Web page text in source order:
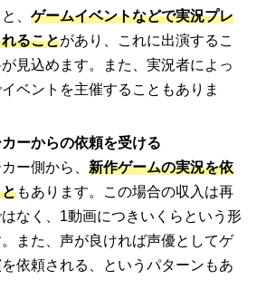
、 ゲームイベントなどで実況プレ
ることがあり、これに出演するこ
見込めます。また、実況者によっ
ベントを主催することもありま
ーからの依頼を受ける
ー側から、 新作ゲームの実況を依
もあります。この場合の収入は再
なく、1動画につきいくらという形
また、声が良ければ声優としてゲ
依頼される、というパターンもあ